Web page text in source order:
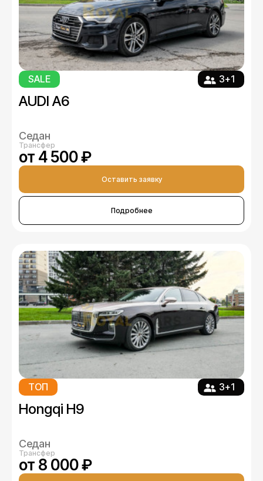
SALE 3+1
AUDI A6
Седан
Трансфер
от 4 500 ₽
Оставить заявку
Подробнее
ТОП 3+1
Hongqi H9
Седан
Трансфер
от 8 000 ₽